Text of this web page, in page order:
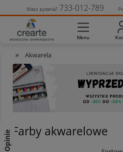
» Akwarela
Farby akwarelowe
Masz pytania? 733-012-789
Opinie